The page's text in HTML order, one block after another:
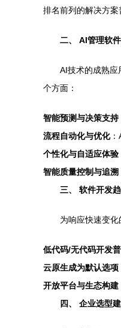
排名前列的解决方案
二、 AI管理软
AI技术的成熟应
个方面：
智能预测与决策支持
流程自动化与优化：
个性化与自适应体验
智能质量控制与追溯
三、 软件开发
为响应快速变
低代码/无代码开发
云原生成为默认选项
开放平台与生态构建
四、 企业选型